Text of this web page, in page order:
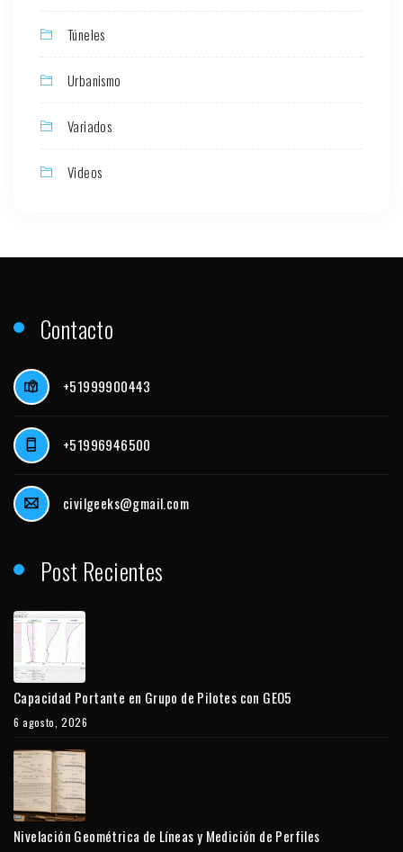
Túneles
Urbanismo
Variados
Videos
Contacto
+51999900443
+51996946500
civilgeeks@gmail.com
Post Recientes
Capacidad Portante en Grupo de Pilotes con GEO5
6 agosto, 2026
Nivelación Geométrica de Líneas y Medición de Perfiles